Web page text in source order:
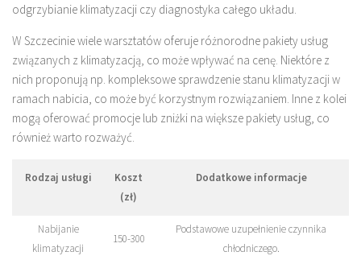
odgrzybianie klimatyzacji czy diagnostyka całego układu.
W Szczecinie wiele warsztatów oferuje różnorodne pakiety usług
związanych z klimatyzacją, co może wpływać na cenę. Niektóre z
nich proponują np. kompleksowe sprawdzenie stanu klimatyzacji w
ramach nabicia, co może być korzystnym rozwiązaniem. Inne z kolei
mogą oferować promocje lub zniżki na większe pakiety usług, co
również warto rozważyć.
Rodzaj usługi
Koszt
(zł)
Dodatkowe informacje
Nabijanie
klimatyzacji
150-300
Podstawowe uzupełnienie czynnika
chłodniczego.